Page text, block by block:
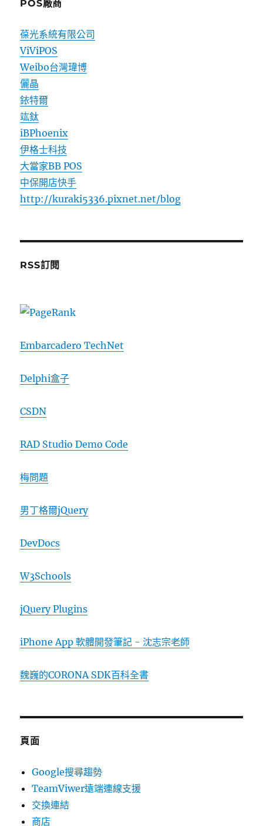
POS廠商
葆光系統有限公司
ViViPOS
Weibo台灣瑋博
儷晶
銥特爾
竑鈦
iBPhoenix
伊格士科技
大當家BB POS
中保開店快手
http://kuraki5336.pixnet.net/blog
RSS訂閱
Embarcadero TechNet
Delphi盒子
CSDN
RAD Studio Demo Code
梅問題
男丁格爾jQuery
DevDocs
W3Schools
jQuery Plugins
iPhone App 軟體開發筆記 - 沈志宗老師
魏巍的CORONA SDK百科全書
頁面
Google搜尋趨勢
TeamViwer遠端連線支援
交換連結
商店